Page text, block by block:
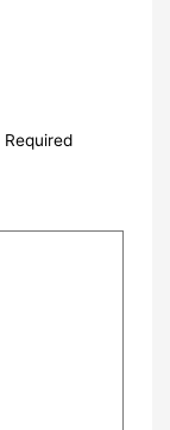
Required